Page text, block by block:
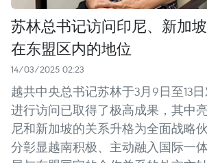
苏林总书记访问印尼、新加
在东盟区内的地位
14/03/2025 02:23
越共中央总书记苏林于3月9日至13
进行访问已取得了极高成果，其中
尼和新加坡的关系升格为全面战略
分彰显越南积极、主动融入国际一